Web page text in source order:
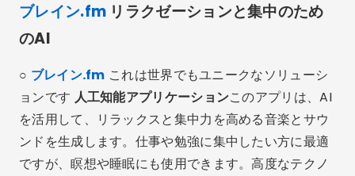
ブレイン.fm リラクゼーションと集中のため
のAI
○ ブレイン.fm これは世界でもユニークなソリューシ
ョンです 人工知能アプリケーションこのアプリは、AI
を活用して、リラックスと集中力を高める音楽とサウ
ンドを生成します。仕事や勉強に集中したい方に最適
ですが、瞑想や睡眠にも使用できます。高度なテクノ